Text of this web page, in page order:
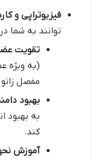
فیزیوتراپی و
توانند به شما
تقویت
(به ویژه
مفصل
بهبود
به
کند.
آموزش